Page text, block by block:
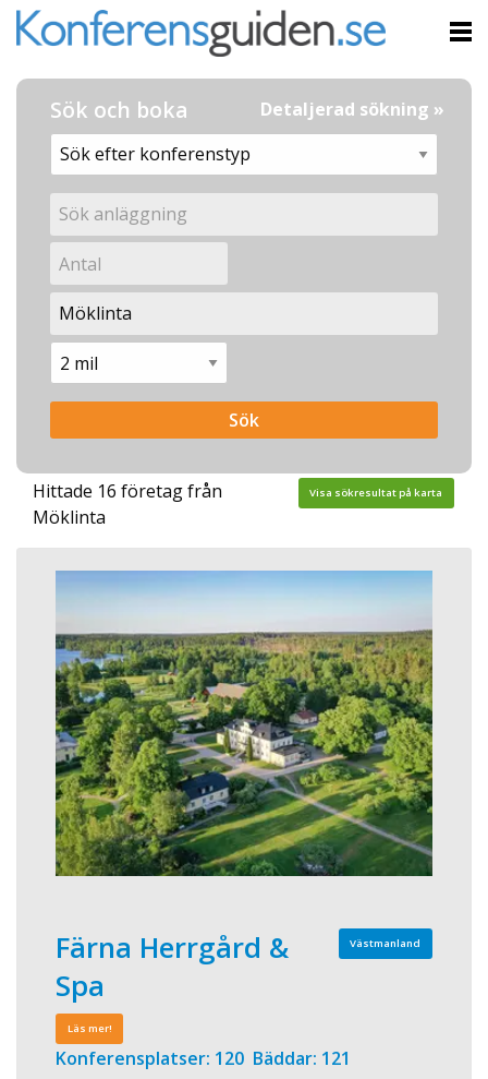
Sök och boka Detaljerad sökning »
Hittade 16 företag från
Möklinta
Visa sökresultat på karta
Västmanland
Färna Herrgård &
Spa
Läs mer!
Konferensplatser: 120 Bäddar: 121